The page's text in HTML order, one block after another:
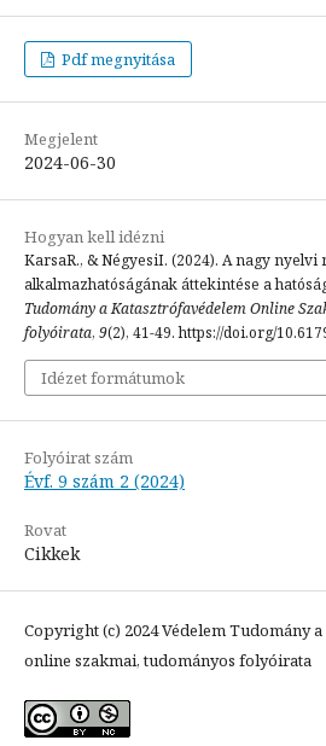
Pdf megnyitása
Megjelent
2024-06-30
Hogyan kell idézni
KarsaR., & NégyesiI. (2024). A nagy nyelvi
alkalmazhatóságának áttekintése a
Tudomány a Katasztrófavédelem Online
folyóirata, 9(2), 41-49. https://doi.org/
Idézet formátumok
Folyóirat szám
Évf. 9 szám 2 (2024)
Rovat
Cikkek
Copyright (c) 2024 Védelem Tudomány
online szakmai, tudományos folyóirata